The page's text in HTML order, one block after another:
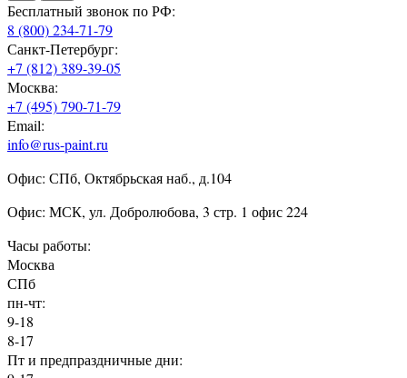
Бесплатный звонок по РФ:
8 (800) 234-71-79
Санкт-Петербург:
+7 (812) 389-39-05
Москва:
+7 (495) 790-71-79
Email:
info@rus-paint.ru
Офис: СПб, Октябрьская наб., д.104
Офис: МСК, ул. Добролюбова, 3 стр. 1 офис 224
Часы работы:
Москва
СПб
пн-чт:
9-18
8-17
Пт и предпраздничные дни: